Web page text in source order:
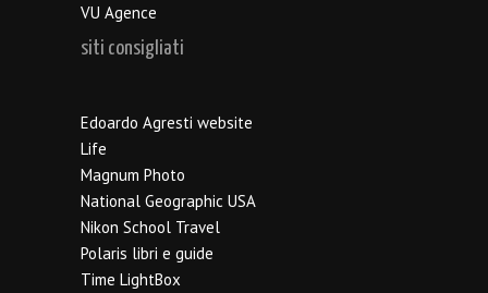
VU Agence
siti consigliati
Edoardo Agresti website
Life
Magnum Photo
National Geographic USA
Nikon School Travel
Polaris libri e guide
Time LightBox